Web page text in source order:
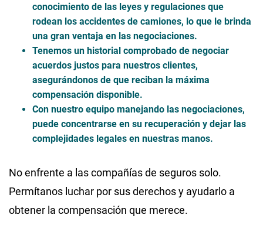
conocimiento de las leyes y regulaciones que
rodean los accidentes de camiones, lo que le brinda
una gran ventaja en las negociaciones.
Tenemos un historial comprobado de negociar
acuerdos justos para nuestros clientes,
asegurándonos de que reciban la máxima
compensación disponible.
Con nuestro equipo manejando las negociaciones,
puede concentrarse en su recuperación y dejar las
complejidades legales en nuestras manos.
No enfrente a las compañías de seguros solo.
Permítanos luchar por sus derechos y ayudarlo a
obtener la compensación que merece.